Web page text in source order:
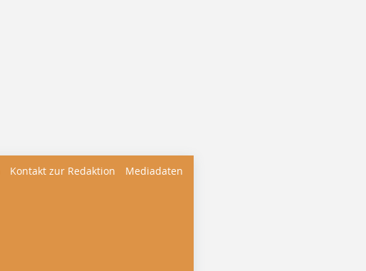
Kontakt zur Redaktion Mediadaten